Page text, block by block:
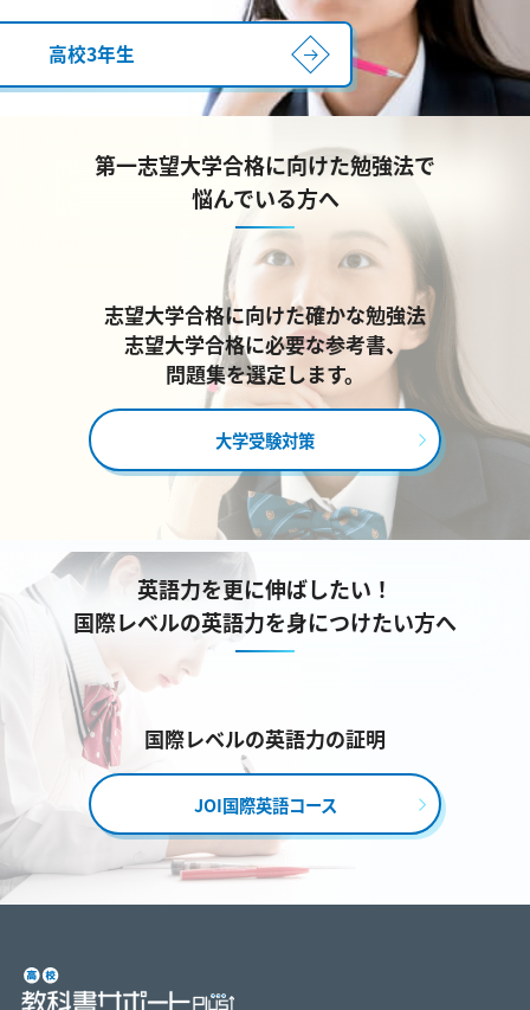
高校3年生
第一志望大学合格に向けた勉強法で
悩んでいる方へ
志望大学合格に向けた確かな勉強法
志望大学合格に必要な参考書、
問題集を選定します。
大学受験対策
英語力を更に伸ばしたい！
国際レベルの英語力を身につけたい方へ
国際レベルの英語力の証明
JOI国際英語コース